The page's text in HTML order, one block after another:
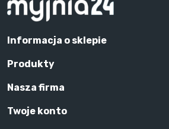
Informacja o sklepie
Produkty
Nasza firma
Twoje konto